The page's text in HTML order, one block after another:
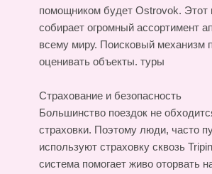
помощником будет Ostrovok. Этот
собирает огромный ассортимент
всему миру. Поисковый механизм
оценивать объекты. туры
Страхование и безопасность
Большинство поездок не
страховки. Поэтому люди, часто
используют страховку сквозь
система помогает живо оторвать